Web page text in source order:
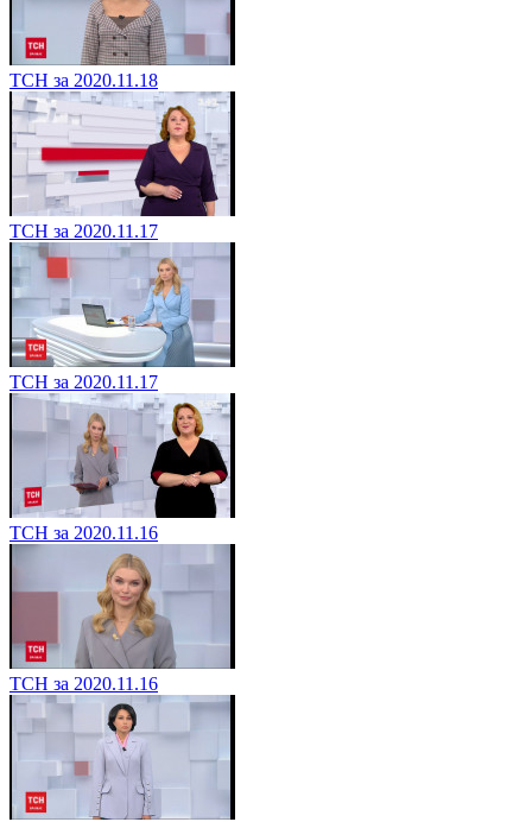
ТСН за 2020.11.18
ТСН за 2020.11.17
ТСН за 2020.11.17
ТСН за 2020.11.16
ТСН за 2020.11.16